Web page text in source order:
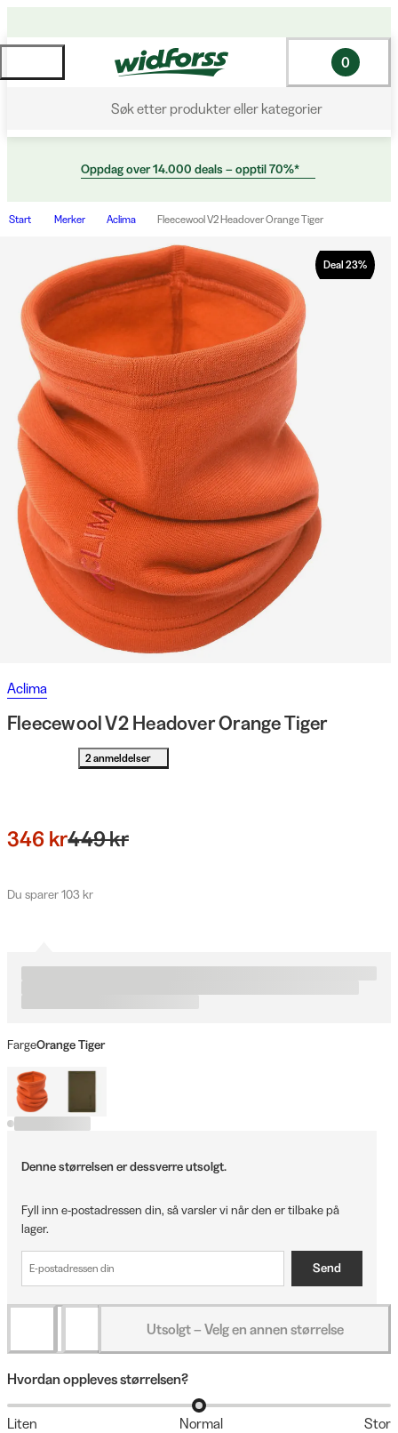
Søk etter produkter eller kategorier
0
Oppdag over 14.000 deals – opptil 70%*
Start Merker Aclima Fleecewool V2 Headover Orange Tiger
Deal 23%
Aclima
Fleecewool V2 Headover Orange Tiger
2 anmeldelser
346 kr449 kr
Du sparer 103 kr
FargeOrange Tiger
Denne størrelsen er dessverre utsolgt.
Fyll inn e-postadressen din, så varsler vi når den er tilbake på
lager.
Send
Utsolgt – Velg en annen størrelse
Hvordan oppleves størrelsen?
Liten Normal Stor